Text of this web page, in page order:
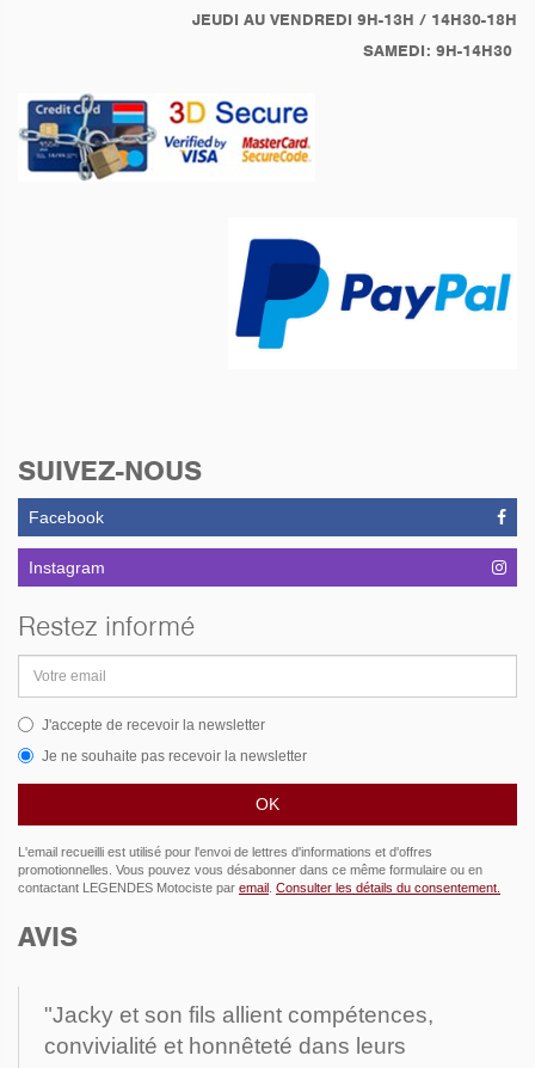
JEUDI AU VENDREDI 9H-13H / 14H30-18H
SAMEDI: 9H-14H30
SUIVEZ-NOUS
Facebook
Instagram
Restez informé
email
J'accepte de recevoir la newsletter
Je ne souhaite pas recevoir la newsletter
L'email recueilli est utilisé pour l'envoi de lettres d'informations et d'offres
promotionnelles. Vous pouvez vous désabonner dans ce même formulaire ou en
contactant LEGENDES Motociste par email Consulter les détails du consentement.
AVIS
"Jacky et son fils allient compétences,
convivialité et honnêteté dans leurs